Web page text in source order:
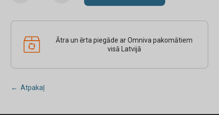
Ātra un ērta piegāde ar Omniva pakomātiem
visā Latvijā
← Atpakaļ